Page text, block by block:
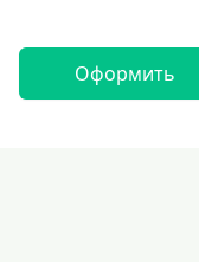
Оформить